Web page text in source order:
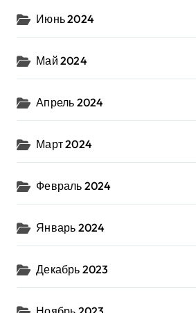
Июнь 2024
Май 2024
Апрель 2024
Март 2024
Февраль 2024
Январь 2024
Декабрь 2023